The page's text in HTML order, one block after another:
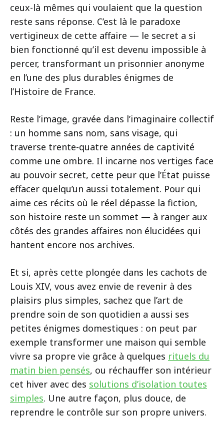
ceux-là mêmes qui voulaient que la question
reste sans réponse. C’est là le paradoxe
vertigineux de cette affaire — le secret a si
bien fonctionné qu’il est devenu impossible à
percer, transformant un prisonnier anonyme
en l’une des plus durables énigmes de
l’Histoire de France.
Reste l’image, gravée dans l’imaginaire collectif
: un homme sans nom, sans visage, qui
traverse trente-quatre années de captivité
comme une ombre. Il incarne nos vertiges face
au pouvoir secret, cette peur que l’État puisse
effacer quelqu’un aussi totalement. Pour qui
aime ces récits où le réel dépasse la fiction,
son histoire reste un sommet — à ranger aux
côtés des grandes affaires non élucidées qui
hantent encore nos archives.
Et si, après cette plongée dans les cachots de
Louis XIV, vous avez envie de revenir à des
plaisirs plus simples, sachez que l’art de
prendre soin de son quotidien a aussi ses
petites énigmes domestiques : on peut par
exemple transformer une maison qui semble
vivre sa propre vie grâce à quelques rituels du
matin bien pensés, ou réchauffer son intérieur
cet hiver avec des solutions d’isolation toutes
simples. Une autre façon, plus douce, de
reprendre le contrôle sur son propre univers.